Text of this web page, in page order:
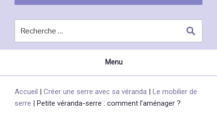
Menu
Accueil | Créer une serre avec sa véranda | Le mobilier de
serre | Petite véranda-serre : comment l’aménager ?